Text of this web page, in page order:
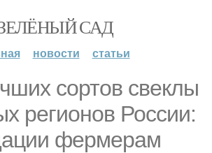
САД
новости статьи
сортов свеклы
регионов России:
фермерам